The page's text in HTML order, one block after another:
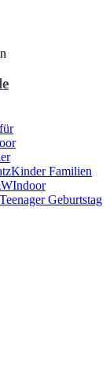
Kinder Familien
Indoor
Teenager Geburtstag